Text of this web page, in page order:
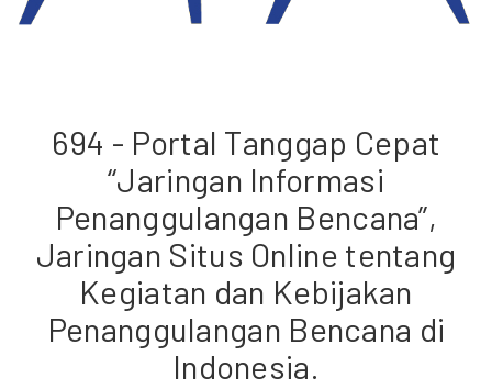
694 - Portal Tanggap Cepat
“Jaringan Informasi
Penanggulangan Bencana”,
Jaringan Situs Online tentang
Kegiatan dan Kebijakan
Penanggulangan Bencana di
Indonesia.